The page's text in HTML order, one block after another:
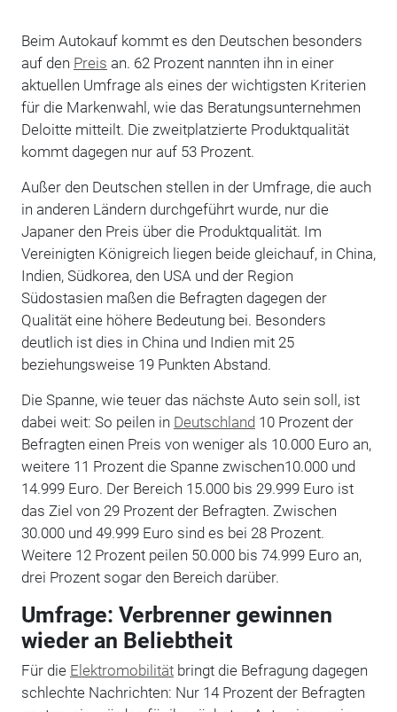
Beim Autokauf kommt es den Deutschen besonders
auf den Preis an. 62 Prozent nannten ihn in einer
aktuellen Umfrage als eines der wichtigsten Kriterien
für die Markenwahl, wie das Beratungsunternehmen
Deloitte mitteilt. Die zweitplatzierte Produktqualität
kommt dagegen nur auf 53 Prozent.
Außer den Deutschen stellen in der Umfrage, die auch
in anderen Ländern durchgeführt wurde, nur die
Japaner den Preis über die Produktqualität. Im
Vereinigten Königreich liegen beide gleichauf, in China,
Indien, Südkorea, den USA und der Region
Südostasien maßen die Befragten dagegen der
Qualität eine höhere Bedeutung bei. Besonders
deutlich ist dies in China und Indien mit 25
beziehungsweise 19 Punkten Abstand.
Die Spanne, wie teuer das nächste Auto sein soll, ist
dabei weit: So peilen in Deutschland 10 Prozent der
Befragten einen Preis von weniger als 10.000 Euro an,
weitere 11 Prozent die Spanne zwischen10.000 und
14.999 Euro. Der Bereich 15.000 bis 29.999 Euro ist
das Ziel von 29 Prozent der Befragten. Zwischen
30.000 und 49.999 Euro sind es bei 28 Prozent.
Weitere 12 Prozent peilen 50.000 bis 74.999 Euro an,
drei Prozent sogar den Bereich darüber.
Umfrage: Verbrenner gewinnen
wieder an Beliebtheit
Für die Elektromobilitätbringt die Befragung dagegen
schlechte Nachrichten: Nur 14 Prozent der Befragten